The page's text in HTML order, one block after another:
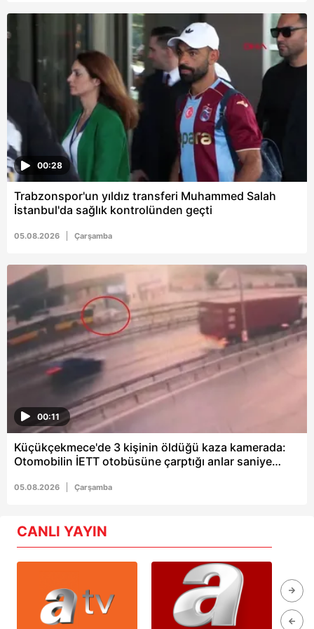
6698 sayılı Kişisel Verilerin Korunması Kanunu uyarınca
hazırlanmış Aydınlatma Metnimizi okumak ve sitemizde
ilgili mevzuata uygun olarak kullanılan çerezlerle ilgili bilgi
almak için lütfentıklayınız
00:28
Trabzonspor'un yıldız transferi Muhammed Salah
İstanbul'da sağlık kontrolünden geçti
05.08.2026 Çarşamba
00:11
Küçükçekmece'de 3 kişinin öldüğü kaza kamerada:
Otomobilin İETT otobüsüne çarptığı anlar saniye
05.08.2026 Çarşamba
CANLI YAYIN